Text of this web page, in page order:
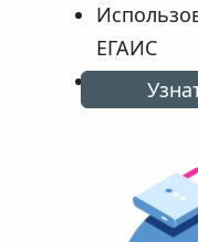
ЕГАИС